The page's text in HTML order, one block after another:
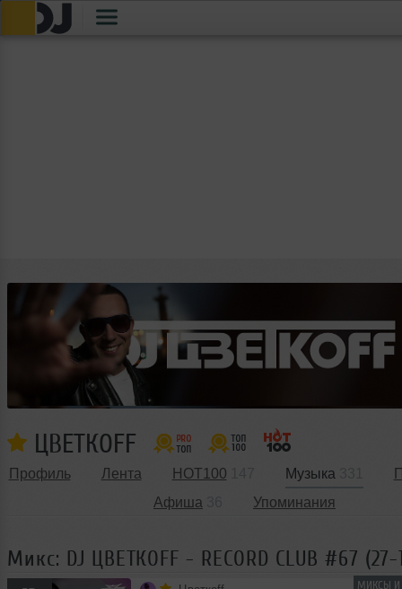
ЦВЕТКОFF
Профиль Лента HOT100 Музыка
Афиша
Упоминания
Микс: DJ ЦВЕТКОFF - RECORD CLUB #67
МИКСЫ И